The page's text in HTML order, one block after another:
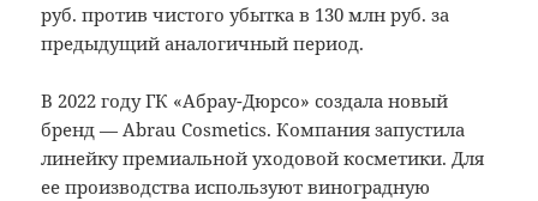
руб. против чистого убытка в 130 млн руб. за
предыдущий аналогичный период.
В 2022 году ГК «Абрау-Дюрсо» создала новый
бренд — Abrau Cosmetics. Компания запустила
линейку премиальной уходовой косметики. Для
ее производства используют виноградную